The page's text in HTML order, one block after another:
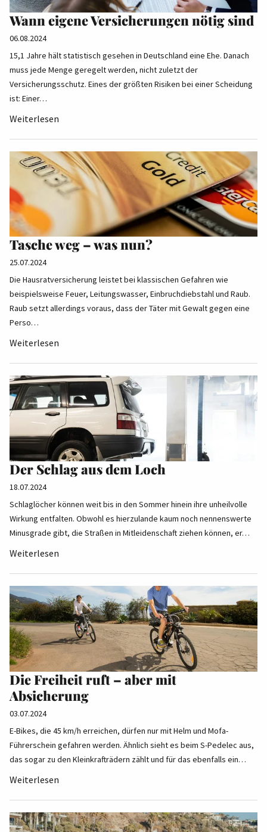
Wann eigene Versicherungen nötig sind
06.08.2024
15,1 Jahre hält statistisch gesehen in Deutschland eine Ehe. Danach
muss jede Menge geregelt werden, nicht zuletzt der
Versicherungsschutz. Eines der größten Risiken bei einer Scheidung
ist: Einer…
Weiterlesen
Tasche weg – was nun?
25.07.2024
Die Hausratversicherung leistet bei klassischen Gefahren wie
beispielsweise Feuer, Leitungswasser, Einbruchdiebstahl und Raub.
Raub setzt allerdings voraus, dass der Täter mit Gewalt gegen eine
Perso…
Weiterlesen
Der Schlag aus dem Loch
18.07.2024
Schlaglöcher können weit bis in den Sommer hinein ihre unheilvolle
Wirkung entfalten. Obwohl es hierzulande kaum noch nennenswerte
Minusgrade gibt, die Straßen in Mitleidenschaft ziehen können, er…
Weiterlesen
Die Freiheit ruft – aber mit
Absicherung
03.07.2024
E-Bikes, die 45 km/h erreichen, dürfen nur mit Helm und Mofa-
Führerschein gefahren werden. Ähnlich sieht es beim S-Pedelec aus,
das sogar zu den Kleinkrafträdern zählt und für das ebenfalls ein…
Weiterlesen